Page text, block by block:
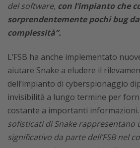
del software, con l’impianto che
sorprendentemente pochi bug
complessità”.
L’FSB ha anche implementato
aiutare Snake a eludere il
dell’impianto di cyberspionaggio
invisibilità a lungo termine per
costante a importanti informazioni.
sofisticati di Snake rappresentano
significativo da parte dell’FSB nel